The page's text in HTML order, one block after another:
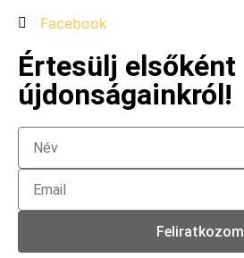
Facebook
Értesülj elsőként
újdonságainkról!
Feliratkozom